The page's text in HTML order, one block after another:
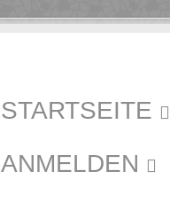
STARTSEITE
ANMELDEN